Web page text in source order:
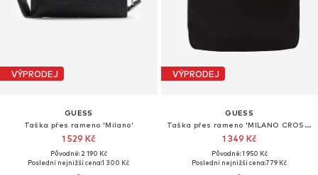
VÝPRODEJ
GUESS
Taška přes rameno 'Milano'
1 529 Kč
Původně: 2 190 Kč
Poslední nejnižší cena:1 300 Kč
VÝPRODEJ
GUESS
Taška přes rameno 'MILANO CROSSBODY FLAT'
1 349 Kč
Původně: 1 950 Kč
Poslední nejnižší cena:779 Kč